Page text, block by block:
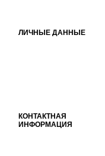
ЛИЧНЫЕ ДАННЫЕ
КОНТАКТНАЯ
ИНФОРМАЦИЯ